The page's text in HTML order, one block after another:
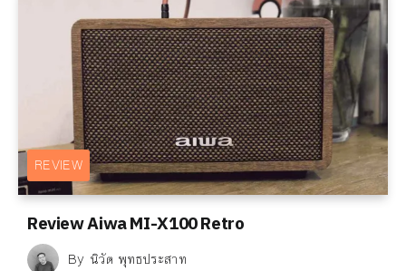
REVIEW
Review Aiwa MI-X100 Retro
By นิวัต พุทธประสาท